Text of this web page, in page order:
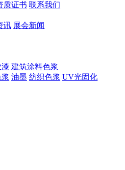
质证书 联系我们
讯 展会新闻
建筑涂料色浆
油墨 纺织色浆 UV光固化